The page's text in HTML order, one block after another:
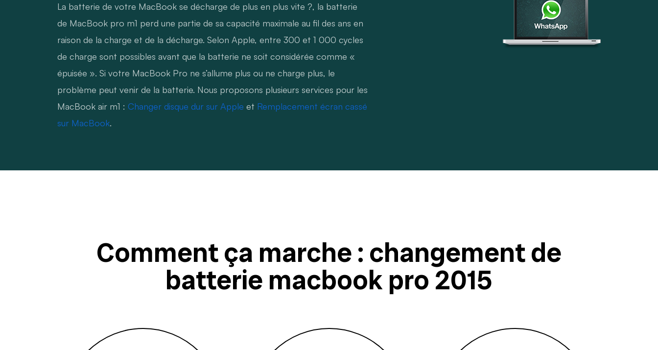
La batterie de votre MacBook se décharge de plus en plus vite ?, la batterie
de MacBook pro m1 perd une partie de sa capacité maximale au fil des ans en
raison de la charge et de la décharge. Selon Apple, entre 300 et 1 000 cycles
de charge sont possibles avant que la batterie ne soit considérée comme «
épuisée ». Si votre MacBook Pro ne s’allume plus ou ne charge plus, le
problème peut venir de la batterie. Nous proposons plusieurs services pour les
MacBook air m1 : Changer disque dur sur Apple et Remplacement écran cassé
sur MacBook.
Comment ça marche : changement de
batterie macbook pro 2015